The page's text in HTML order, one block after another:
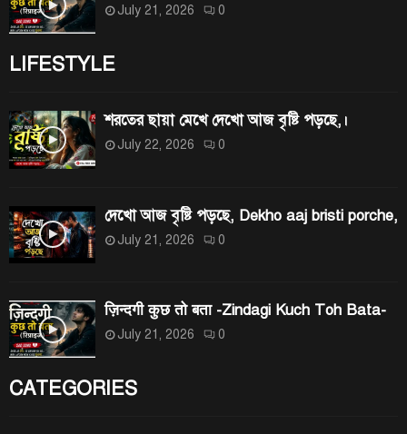
July 21, 2026 0
LIFESTYLE
শরতের ছায়া মেখে দেখো আজ বৃষ্টি পড়ছে,।
July 22, 2026 0
দেখো আজ বৃষ্টি পড়ছে, Dekho aaj bristi porche,
July 21, 2026 0
ज़िन्दगी कुछ तो बता -Zindagi Kuch Toh Bata-
July 21, 2026 0
CATEGORIES